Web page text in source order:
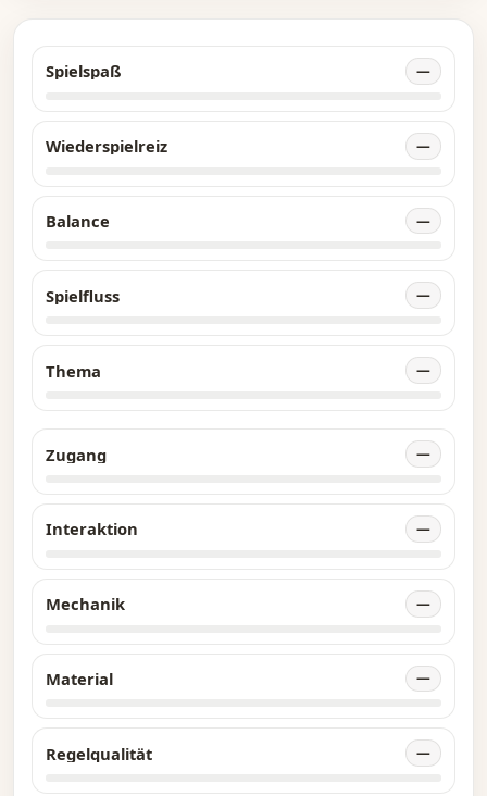
Spielspaß —
Wiederspielreiz —
Balance —
Spielfluss —
Thema —
Zugang —
Interaktion —
Mechanik —
Material —
Regelqualität —